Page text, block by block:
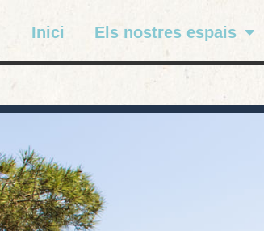
Inici Els nostres espais